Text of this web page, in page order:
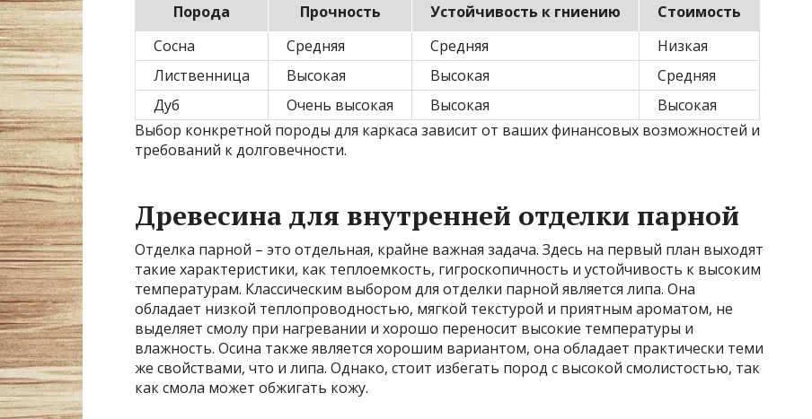
Порода Прочность Устойчивость к гниению
Стоимость
Сосна
Средняя Средняя
Низкая
Лиственница
Высокая Высокая
Средняя
Дуб
Очень высокая Высокая
Высокая
Выбор конкретной породы для каркаса зависит от ваших финансовых возможностей и
требований к долговечности.
Древесина для внутренней отделки парной
Отделка парной – это отдельная, крайне важная задача. Здесь на первый план выходят
такие характеристики, как теплоемкость, гигроскопичность и устойчивость к высоким
температурам. Классическим выбором для отделки парной является липа. Она
обладает низкой теплопроводностью, мягкой текстурой и приятным ароматом, не
выделяет смолу при нагревании и хорошо переносит высокие температуры и
влажность. Осина также является хорошим вариантом, она обладает практически теми
же свойствами, что и липа. Однако, стоит избегать пород с высокой смолистостью, так
как смола может обжигать кожу.